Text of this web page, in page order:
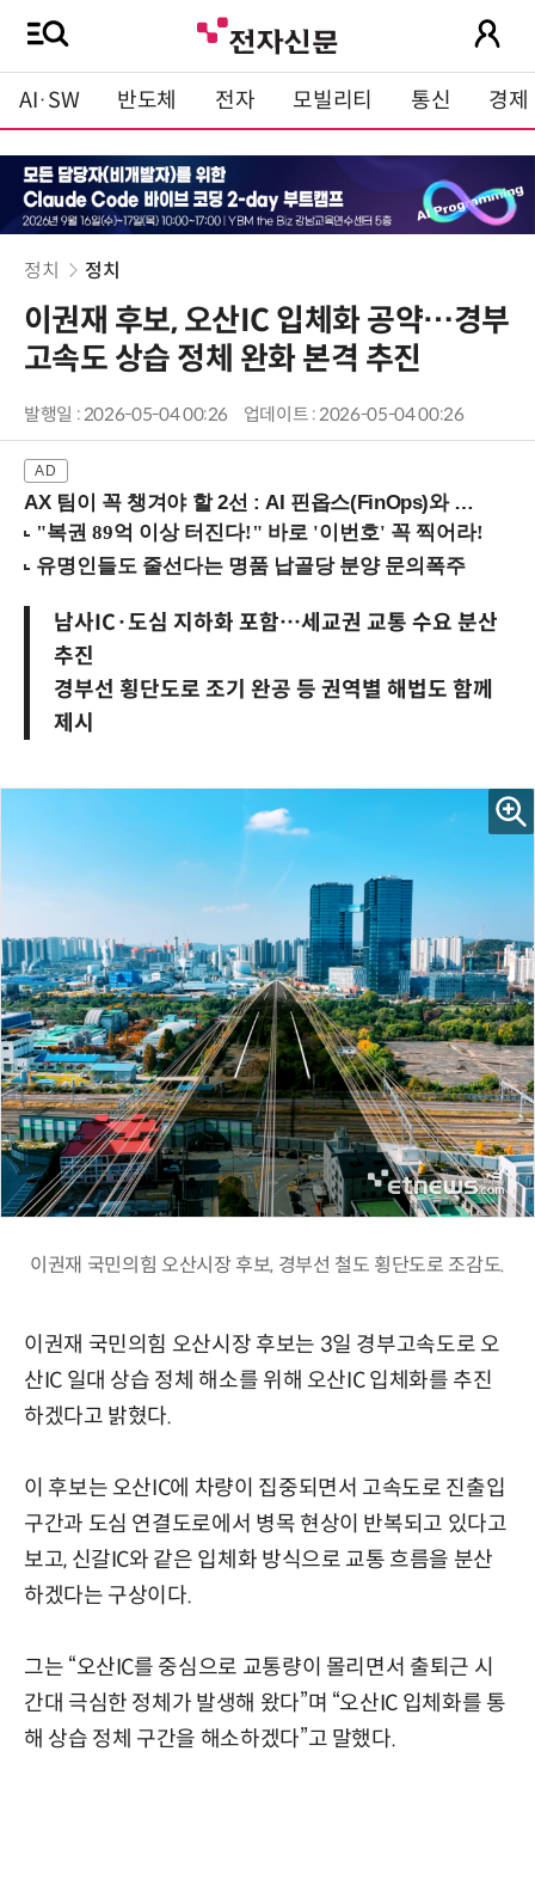
AI·SW 반도체 전자 모빌리티 통신 경제
정치 정치
이권재 후보, 오산IC 입체화 공약…경부
고속도 상습 정체 완화 본격 추진
발행일 : 2026-05-04 00:26 업데이트 : 2026-05-04 00:26
AX 팀이 꼭 챙겨야 할 2선 : AI 핀옵스(FinOps)와 토큰 거버넌스 (8/21 잠실역)
남사IC·도심 지하화 포함…세교권 교통 수요 분산
추진
경부선 횡단도로 조기 완공 등 권역별 해법도 함께
제시
이권재 국민의힘 오산시장 후보, 경부선 철도 횡단도로 조감도.
이권재 국민의힘 오산시장 후보는 3일 경부고속도로 오
산IC 일대 상습 정체 해소를 위해 오산IC 입체화를 추진
하겠다고 밝혔다.
이 후보는 오산IC에 차량이 집중되면서 고속도로 진출입
구간과 도심 연결도로에서 병목 현상이 반복되고 있다고
보고, 신갈IC와 같은 입체화 방식으로 교통 흐름을 분산
하겠다는 구상이다.
그는 “오산IC를 중심으로 교통량이 몰리면서 출퇴근 시
간대 극심한 정체가 발생해 왔다”며 “오산IC 입체화를 통
해 상습 정체 구간을 해소하겠다”고 말했다.